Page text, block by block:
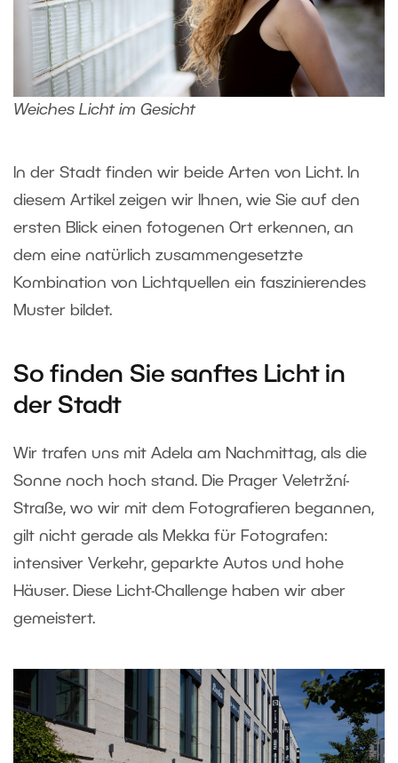
Weiches Licht im Gesicht
In der Stadt finden wir beide Arten von Licht. In
diesem Artikel zeigen wir Ihnen, wie Sie auf den
ersten Blick einen fotogenen Ort erkennen, an
dem eine natürlich zusammengesetzte
Kombination von Lichtquellen ein faszinierendes
Muster bildet.
So finden Sie sanftes Licht in
der Stadt
Wir trafen uns mit Adela am Nachmittag, als die
Sonne noch hoch stand. Die Prager Veletržní-
Straße, wo wir mit dem Fotografieren begannen,
gilt nicht gerade als Mekka für Fotografen:
intensiver Verkehr, geparkte Autos und hohe
Häuser. Diese Licht-Challenge haben wir aber
gemeistert.